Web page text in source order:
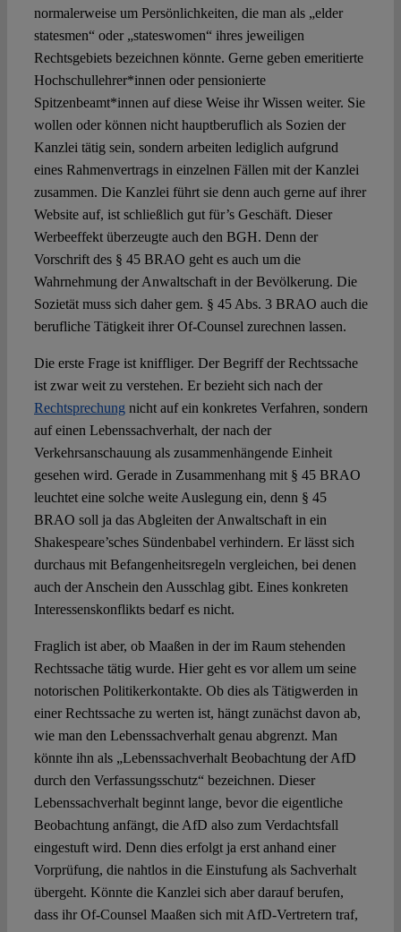
normalerweise um Persönlichkeiten, die man als „elder
statesmen“ oder „stateswomen“ ihres jeweiligen
Rechtsgebiets bezeichnen könnte. Gerne geben emeritierte
Hochschullehrer*innen oder pensionierte
Spitzenbeamt*innen auf diese Weise ihr Wissen weiter. Sie
wollen oder können nicht hauptberuflich als Sozien der
Kanzlei tätig sein, sondern arbeiten lediglich aufgrund
eines Rahmenvertrags in einzelnen Fällen mit der Kanzlei
zusammen. Die Kanzlei führt sie denn auch gerne auf ihrer
Website auf, ist schließlich gut für’s Geschäft. Dieser
Werbeeffekt überzeugte auch den BGH. Denn der
Vorschrift des § 45 BRAO geht es auch um die
Wahrnehmung der Anwaltschaft in der Bevölkerung. Die
Sozietät muss sich daher gem. § 45 Abs. 3 BRAO auch die
berufliche Tätigkeit ihrer Of-Counsel zurechnen lassen.
Die erste Frage ist kniffliger. Der Begriff der Rechtssache
ist zwar weit zu verstehen. Er bezieht sich nach der
Rechtsprechung nicht auf ein konkretes Verfahren, sondern
auf einen Lebenssachverhalt, der nach der
Verkehrsanschauung als zusammenhängende Einheit
gesehen wird. Gerade in Zusammenhang mit § 45 BRAO
leuchtet eine solche weite Auslegung ein, denn § 45
BRAO soll ja das Abgleiten der Anwaltschaft in ein
Shakespeare’sches Sündenbabel verhindern. Er lässt sich
durchaus mit Befangenheitsregeln vergleichen, bei denen
auch der Anschein den Ausschlag gibt. Eines konkreten
Interessenskonflikts bedarf es nicht.
Fraglich ist aber, ob Maaßen in der im Raum stehenden
Rechtssache tätig wurde. Hier geht es vor allem um seine
notorischen Politikerkontakte. Ob dies als Tätigwerden in
einer Rechtssache zu werten ist, hängt zunächst davon ab,
wie man den Lebenssachverhalt genau abgrenzt. Man
könnte ihn als „Lebenssachverhalt Beobachtung der AfD
durch den Verfassungsschutz“ bezeichnen. Dieser
Lebenssachverhalt beginnt lange, bevor die eigentliche
Beobachtung anfängt, die AfD also zum Verdachtsfall
eingestuft wird. Denn dies erfolgt ja erst anhand einer
Vorprüfung, die nahtlos in die Einstufung als Sachverhalt
übergeht. Könnte die Kanzlei sich aber darauf berufen,
dass ihr Of-Counsel Maaßen sich mit AfD-Vertretern traf,